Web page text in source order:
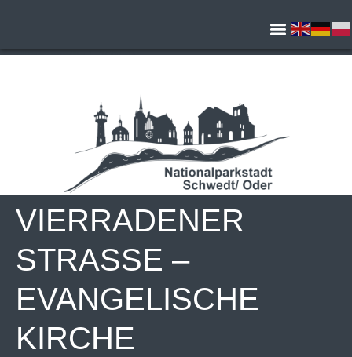
offset = jQuery('body').find(hash).offset(); if (!offset) return; var scrollto
= offset.top - 0; // minus Headerhöhe jQuery('html, body').animate({
scrollTop: scrollto }, 300); });
VIERRADENER
STRASSE – E
VANGELISCHE K
IRCHE